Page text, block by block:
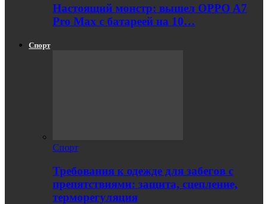
Настоящий монстр: вышел OPPO A7
Pro Max с батареей на 10…
Спорт
Спорт
Требования к одежде для забегов с
препятствиями: защита, сцепление,
терморегуляция